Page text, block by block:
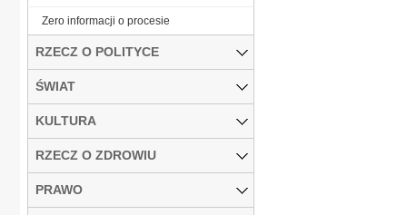
Zero informacji o procesie
RZECZ O POLITYCE
ŚWIAT
KULTURA
RZECZ O ZDROWIU
PRAWO